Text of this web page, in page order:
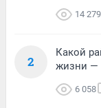
14 279
2
Какой
жизни —
6 058